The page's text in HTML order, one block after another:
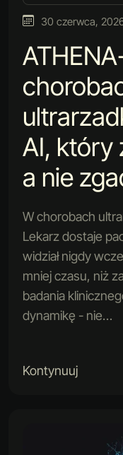
30 czerwca,
AI, który
a nie
W chorobach
Lekarz dostaje
widział nigdy
mniej czasu, niż
badania
dynamikę - nie…
Kontynuuj